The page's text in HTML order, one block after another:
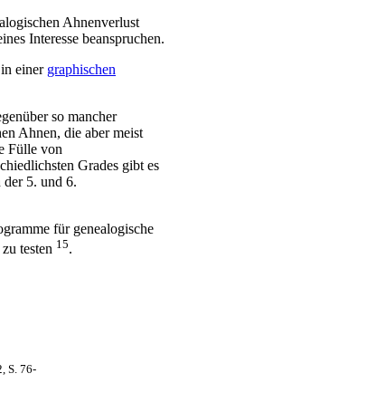
Ahnenverlust
Interesse beanspruchen.
einer graphischen
so mancher
Ahnen, die aber meist
Fülle von
Grades gibt es
der 5. und 6.
für genealogische
testen 15.
S. 76-